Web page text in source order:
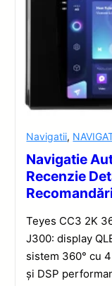
Navigatii,
Navigatie
Recenzie
Recomandări
Teyes CC3 2K
J300: display
sistem 360° cu
și DSP